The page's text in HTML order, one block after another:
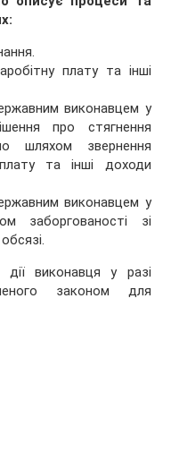
плату та інші
виконавцем у
про стягнення
шляхом звернення
та інші доходи
виконавцем у
заборгованості зі
виконавця у разі
законом для